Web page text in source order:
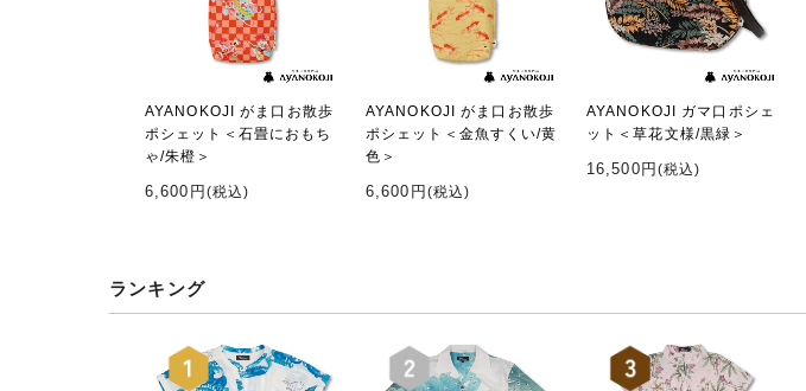
AYANOKOJI がま口お散歩
ポシェット＜石畳におもち
ゃ/朱橙＞
6,600円 (税込)
AYANOKOJI がま口お散歩
ポシェット＜金魚すくい/黄
色＞
6,600円 (税込)
AYANOKOJI ガマ口ポシェ
ット＜草花文様/黒緑＞
16,500円 (税込)
ランキング